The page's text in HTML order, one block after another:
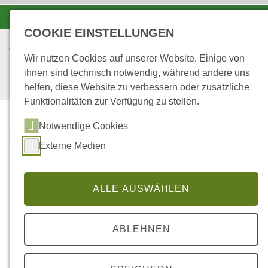
STARTSEITE
...
KOMMUNIKATIONSPA
Kommunikationsparcours
an der Hohen Acht
anlässlich der 4. Deutschen
COOKIE EINSTELLUNGEN
Wir nutzen Cookies auf unserer Website. Einige von
ihnen sind technisch notwendig, während andere uns
helfen, diese Website zu verbessern oder zusätzliche
Funktionalitäten zur Verfügung zu stellen.
Notwendige Cookies
Externe Medien
ALLE AUSWÄHLEN
ABLEHNEN